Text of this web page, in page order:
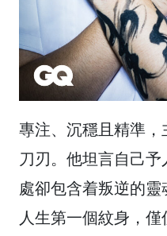
專注、沉穩且精準
刀刃。他坦言自己
處卻包含着叛逆的
人生第一個紋身，